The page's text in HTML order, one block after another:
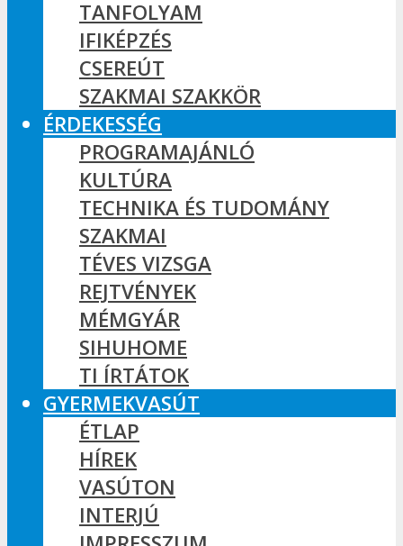
TANFOLYAM
IFIKÉPZÉS
CSEREÚT
SZAKMAI SZAKKÖR
ÉRDEKESSÉG
PROGRAMAJÁNLÓ
KULTÚRA
TECHNIKA ÉS TUDOMÁNY
SZAKMAI
TÉVES VIZSGA
REJTVÉNYEK
MÉMGYÁR
SIHUHOME
TI ÍRTÁTOK
GYERMEKVASÚT
ÉTLAP
HÍREK
VASÚTON
INTERJÚ